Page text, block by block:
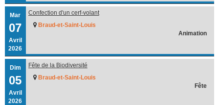
Mar
07
Avril
2026
Confection d'un cerf-volant
Braud-et-Saint-Louis
Animation
Dim
05
Avril
2026
Fête de la Biodiversité
Braud-et-Saint-Louis
Fête